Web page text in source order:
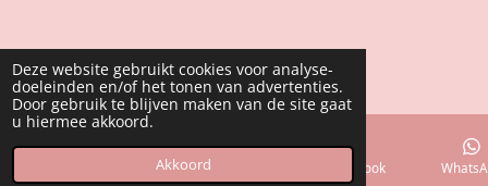
Deze website gebruikt cookies voor analyse-
doeleinden en/of het tonen van advertenties.
Door gebruik te blijven maken van de site gaat
u hiermee akkoord.
Akkoord
Telefoonnummer Facebook